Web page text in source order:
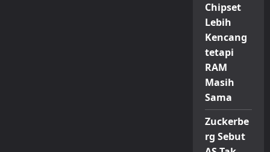
Chipset
Lebih
Kencang
tetapi
RAM
Masih
Sama
Zuckerbe
rg Sebut